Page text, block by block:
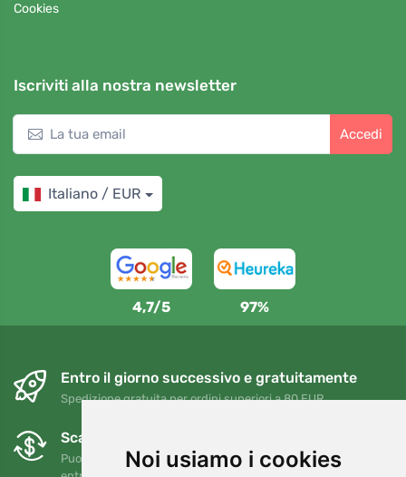
Noi usiamo i cookies
Cookies
Iscriviti alla nostra newsletter
Accedi
Italiano / EUR
4,7/5 97%
Entro il giorno successivo e gratuitamente
Spedizione gratuita per ordini superiori a 80 EUR
Scambi e resi gratuiti
Puoi restituire o cambiare il tuo ordine in qualsiasi momento